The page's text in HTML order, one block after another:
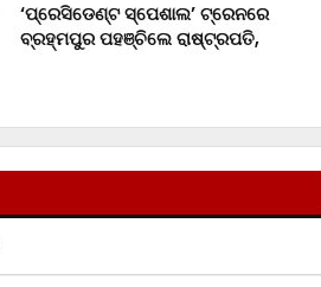
‘ପ୍ରେସିଡେଣ୍ଟ ସ୍ପେଶାଲ’ ଟ୍ରେନରେ
ବ୍ରହ୍ମପୁର ପହଞ୍ଚିଲେ ରାଷ୍ଟ୍ରପତି,